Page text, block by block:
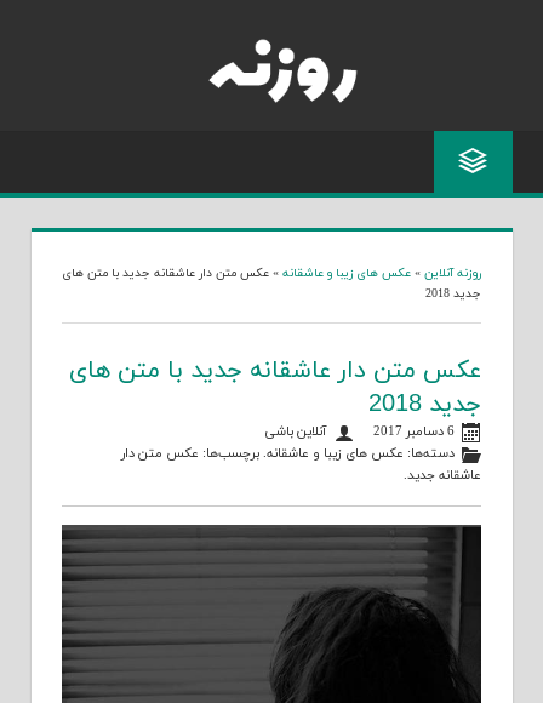
روزنه آنلاین » عکس های زیبا و عاشقانه » عکس متن دار عاشقانه جدید با متن های
جدید 2018
عکس متن دار عاشقانه جدید با متن های
جدید 2018
6 دسامبر 2017
آنلاین باشی
دسته‌ها: عکس های زیبا و عاشقانه. برچسب‌ها: عکس متن دار
عاشقانه جدید.